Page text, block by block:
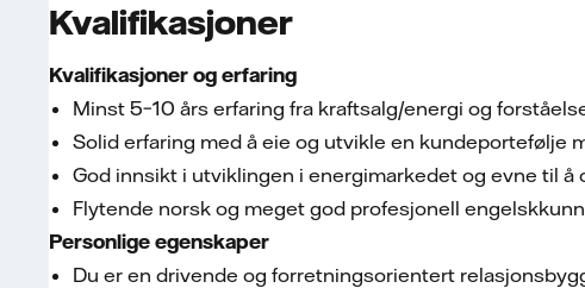
Kvalifikasjoner
Kvalifikasjoner og erfaring
Minst 5–10 års erfaring fra kraftsalg/energi og
Solid erfaring med å eie og utvikle en kundeportefølje
God innsikt i utviklingen i energimarkedet og evne til
Flytende norsk og meget god profesjonell
Personlige egenskaper
Du er en drivende og forretningsorientert